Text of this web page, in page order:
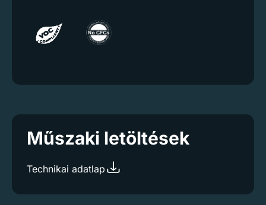
Műszaki letöltések
Technikai adatlap